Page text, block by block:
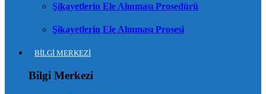
Şikayetlerin Ele Alınması Prosedürü
Şikayetlerin Ele Alınması Prosesi
BİLGİ MERKEZİ
Bilgi Merkezi